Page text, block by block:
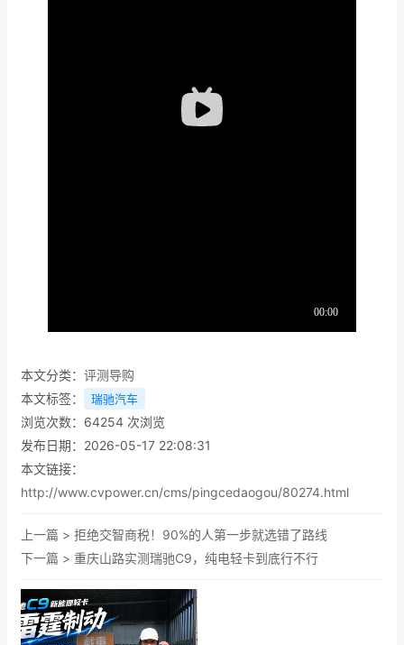
本文分类： 评测导购
本文标签：
瑞驰汽车
浏览次数： 64254 次浏览
发布日期：2026-05-17 22:08:31
本文链接：
http://www.cvpower.cn/cms/pingcedaogou/80274.html
上一篇 > 拒绝交智商税！90%的人第一步就选错了路线
下一篇 > 重庆山路实测瑞驰C9，纯电轻卡到底行不行